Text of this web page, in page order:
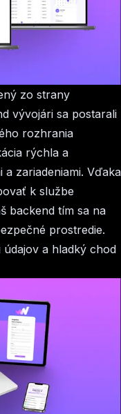
zo strany
vývojári sa postarali
rozhrania
rýchla a
zariadeniami. Vďaka
k službe
backend tím sa na
prostredie.
a hladký chod